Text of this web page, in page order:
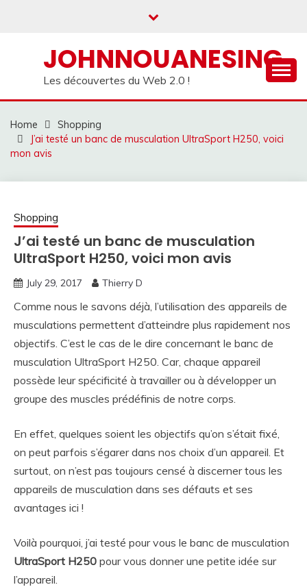
JOHNNOUANESING
Les découvertes du Web 2.0 !
Home
Shopping
J’ai testé un banc de musculation UltraSport H250, voici
mon avis
Shopping
J’ai testé un banc de musculation
UltraSport H250, voici mon avis
July 29, 2017 Thierry D
Comme nous le savons déjà, l’utilisation des appareils de
musculations permettent d’atteindre plus rapidement nos
objectifs. C’est le cas de le dire concernant le banc de
musculation UltraSport H250. Car, chaque appareil
possède leur spécificité à travailler ou à développer un
groupe des muscles prédéfinis de notre corps.
En effet, quelques soient les objectifs qu’on s’était fixé,
on peut parfois s’égarer dans nos choix d’un appareil. Et
surtout, on n’est pas toujours censé à discerner tous les
appareils de musculation dans ses défauts et ses
avantages ici !
Voilà pourquoi, j’ai testé pour vous le banc de musculation
UltraSport H250 pour vous donner une petite idée sur
l’appareil.